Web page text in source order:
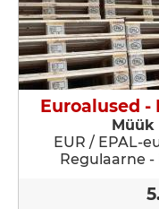
Euroalused -
Müük
EUR / EPAL-
Regulaarne -